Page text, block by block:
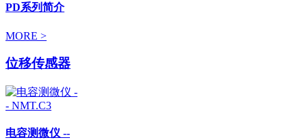
PD系列简介
MORE >
位移传感器
电容测微仪 --